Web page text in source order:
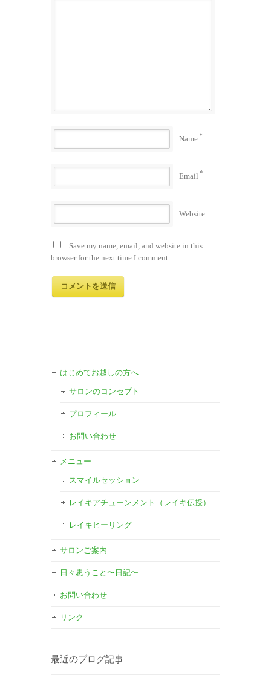
Name*
Email *
Website
Save my name, email, and website in this
browser for the next time I comment.
はじめてお越しの方へ
サロンのコンセプト
プロフィール
お問い合わせ
メニュー
スマイルセッション
レイキアチューンメント（レイキ伝授）
レイキヒーリング
サロンご案内
日々思うこと〜日記〜
お問い合わせ
リンク
最近のブログ記事